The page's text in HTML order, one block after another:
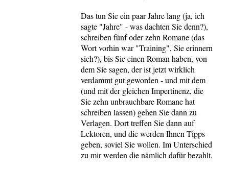
Das tun Sie ein paar Jahre lang (ja, ich
sagte "Jahre" - was dachten Sie denn?),
schreiben fünf oder zehn Romane (das
Wort vorhin war "Training", Sie erinnern
sich?), bis Sie einen Roman haben, von
dem Sie sagen, der ist jetzt wirklich
verdammt gut geworden - und mit dem
(und mit der gleichen Impertinenz, die
Sie zehn unbrauchbare Romane hat
schreiben lassen) gehen Sie dann zu
Verlagen. Dort treffen Sie dann auf
Lektoren, und die werden Ihnen Tipps
geben, soviel Sie wollen. Im Unterschied
zu mir werden die nämlich dafür bezahlt.